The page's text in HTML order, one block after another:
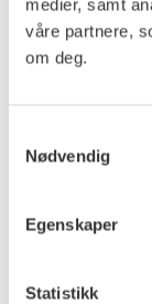
medier, samt
våre partnere,
om deg.
Nødvendig
Egenskaper
Statistikk